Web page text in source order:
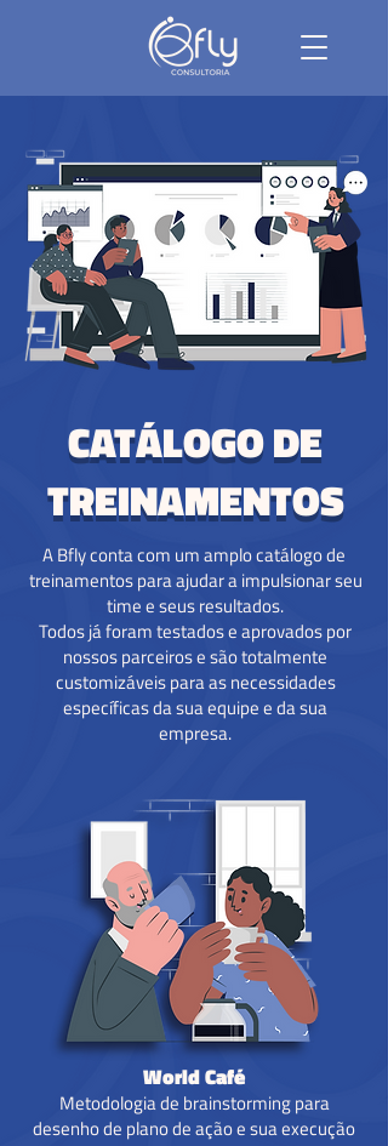
CATÁLOGO DE
TREINAMENTOS
A Bfly conta com um amplo catálogo de
treinamentos para ajudar a impulsionar seu
time e seus resultados.
Todos já foram testados e aprovados por
nossos parceiros e são totalmente
customizáveis para as necessidades
específicas da sua equipe e da sua
empresa.
World Café
Metodologia de brainstorming para
desenho de plano de ação e sua execução